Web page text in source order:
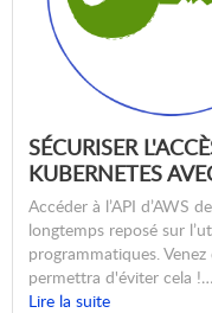
SÉCURISER
KUBERNETES
Accéder à l’API d’AWS
longtemps reposé sur
programmatiques.
permettra d'éviter cela !…
Lire la suite